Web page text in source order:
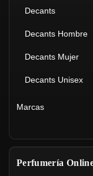
Decants
Decants Hombre
Decants Mujer
Decants Unisex
Marcas
Perfumería